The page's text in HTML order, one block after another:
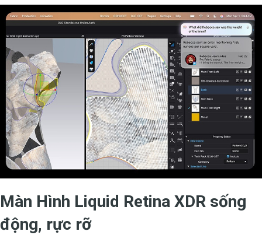
Màn Hình Liquid Retina XDR sống
động, rực rỡ